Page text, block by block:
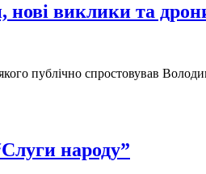
виклики та
публічно спростовував
народу”